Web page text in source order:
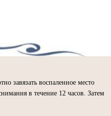
завязать воспаленное место
в течение 12 часов. Затем